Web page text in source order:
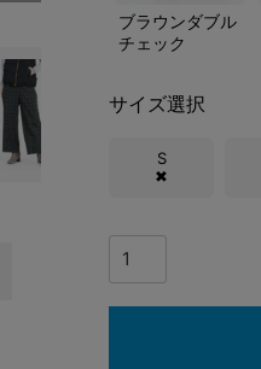
ブラウンダブル
チェック
サイズ選択
S
✖